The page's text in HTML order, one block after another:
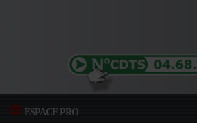
ESPACE PRO